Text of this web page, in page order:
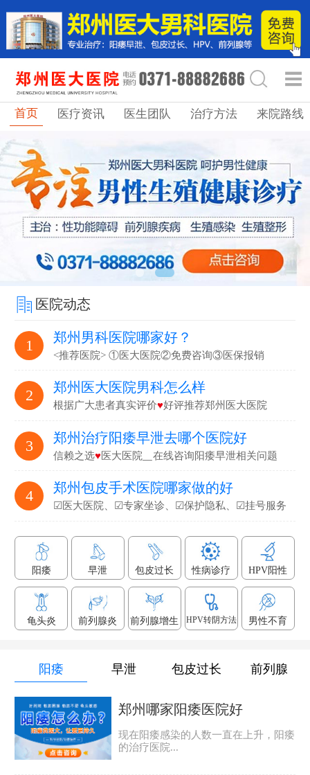
首页 医疗资讯 医生团队 治疗方法 来院路线
医院动态
1 郑州男科医院哪家好？
<推荐医院> ①医大医院②免费咨询③医保报销
2 郑州医大医院男科怎么样
根据广大患者真实评价♥好评推荐郑州医大医院
3 郑州治疗阳痿早泄去哪个医院好
信赖之选♥医大医院▁在线咨询阳痿早泄相关问题
4 郑州包皮手术医院哪家做的好
☑医大医院、☑专家坐诊、☑保护隐私、☑挂号服务
阳痿 早泄 包皮过长 性病诊疗 HPV阳性
龟头炎 前列腺炎 前列腺增生 HPV转阴方法 男性不育
阳痿 早泄 包皮过长 前列腺
郑州哪家阳痿医院好
现在阳痿感染的人数一直在上升，阳痿
的治疗医院...